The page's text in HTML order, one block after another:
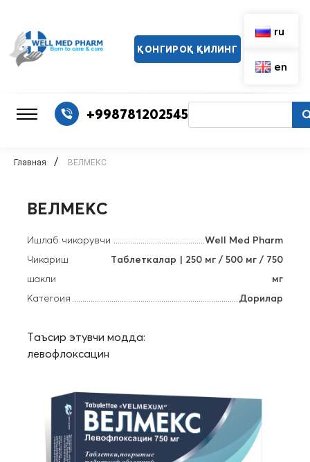
ҚОНГИРОҚ ҚИЛИНГ
ru
en
+998781202545
Главная / ВЕЛМЕКС
ВЕЛМЕКС
Ишлаб чикарувчи
Well Med Pharm
Чикариш
шакли
Таблеткалар | 250 мг / 500 мг / 750
мг
Категоия
Дорилар
Таъсир этувчи модда:
левофлоксацин